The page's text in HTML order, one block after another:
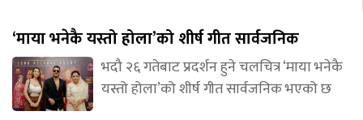
‘माया भनेकै यस्तो होला’को शीर्ष गीत सार्वजनिक
भदौ २६ गतेबाट प्रदर्शन हुने चलचित्र ‘माया भनेकै
यस्तो होला’को शीर्ष गीत सार्वजनिक भएको छ